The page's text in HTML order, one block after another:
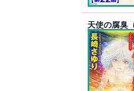
天使の腐臭